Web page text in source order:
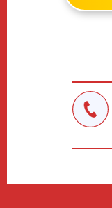
情報（個人識別情
しません。
a.応募者等から
b.本ウェブサイ
3. プライバシー尊